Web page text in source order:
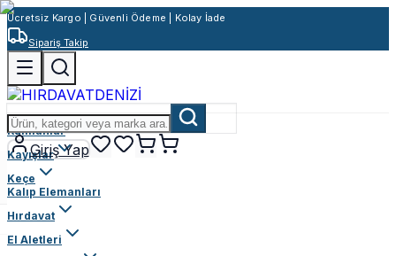
Ücretsiz Kargo | Güvenli Ödeme | Kolay İade
Sipariş Takip
Giriş Yap
Rulmanlar
Kayışlar
Keçe
Kalıp Elemanları
Hırdavat
El Aletleri